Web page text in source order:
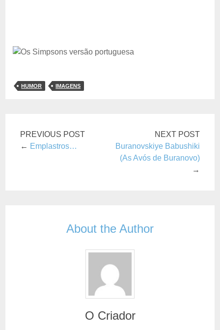
HUMOR IMAGENS
PREVIOUS POST
← Emplastros…
NEXT POST
Buranovskiye Babushiki
(As Avós de Buranovo)
→
About the Author
O Criador